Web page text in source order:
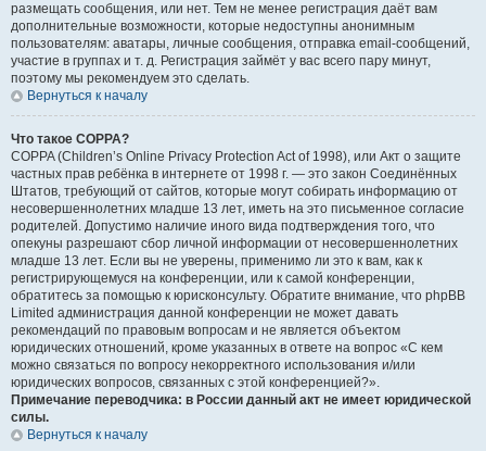
размещать сообщения, или нет. Тем не менее регистрация даёт вам
дополнительные возможности, которые недоступны анонимным
пользователям: аватары, личные сообщения, отправка email-сообщений,
участие в группах и т. д. Регистрация займёт у вас всего пару минут,
поэтому мы рекомендуем это сделать.
Вернуться к началу
Что такое COPPA?
COPPA (Children’s Online Privacy Protection Act of 1998), или Акт о защите
частных прав ребёнка в интернете от 1998 г. — это закон Соединённых
Штатов, требующий от сайтов, которые могут собирать информацию от
несовершеннолетних младше 13 лет, иметь на это письменное согласие
родителей. Допустимо наличие иного вида подтверждения того, что
опекуны разрешают сбор личной информации от несовершеннолетних
младше 13 лет. Если вы не уверены, применимо ли это к вам, как к
регистрирующемуся на конференции, или к самой конференции,
обратитесь за помощью к юрисконсульту. Обратите внимание, что phpBB
Limited администрация данной конференции не может давать
рекомендаций по правовым вопросам и не является объектом
юридических отношений, кроме указанных в ответе на вопрос «С кем
можно связаться по вопросу некорректного использования и/или
юридических вопросов, связанных с этой конференцией?».
Примечание переводчика: в России данный акт не имеет юридической
силы.
Вернуться к началу